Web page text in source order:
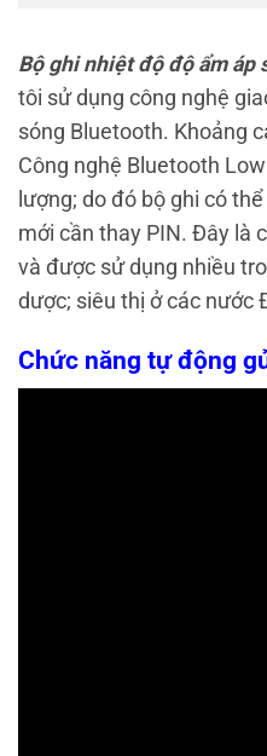
Bộ ghi nhiệt độ độ ẩm áp
tôi sử dụng công nghệ
sóng Bluetooth. Khoảng
Công nghệ Bluetooth
lượng; do đó bộ ghi có
mới cần thay PIN. Đây là
và được sử dụng nhiều
dược; siêu thị ở các nước
Chức năng tự động